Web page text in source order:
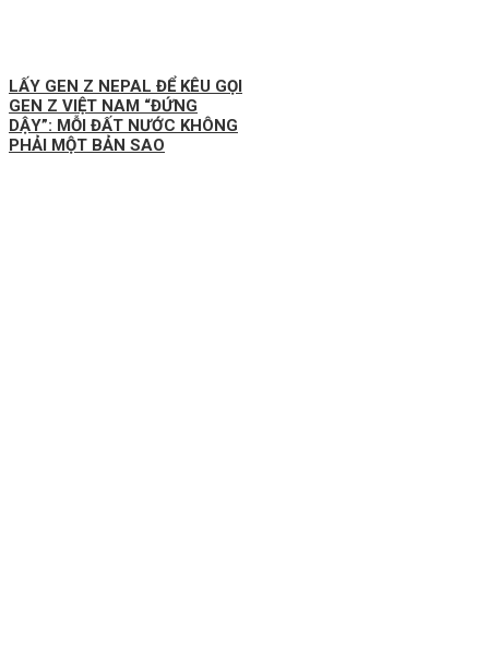
LẤY GEN Z NEPAL ĐỂ KÊU GỌI
GEN Z VIỆT NAM “ĐỨNG
DẬY”: MỖI ĐẤT NƯỚC KHÔNG
PHẢI MỘT BẢN SAO